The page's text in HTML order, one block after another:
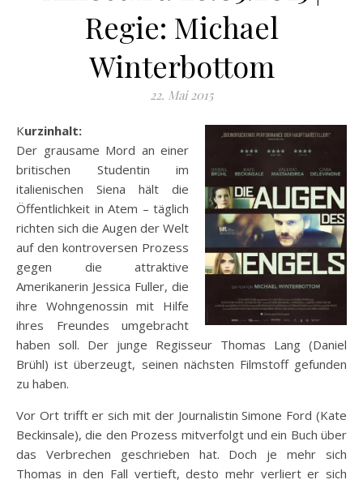
Regie: Michael
Winterbottom
22. Mai 2015
Kurzinhalt:
Der grausame Mord an einer
britischen Studentin im
italienischen Siena hält die
Öffentlichkeit in Atem – täglich
richten sich die Augen der Welt
auf den kontroversen Prozess
gegen die attraktive
Amerikanerin Jessica Fuller, die
ihre Wohngenossin mit Hilfe
ihres Freundes umgebracht
haben soll. Der junge Regisseur Thomas Lang (Daniel
Brühl) ist überzeugt, seinen nächsten Filmstoff gefunden
zu haben.
Vor Ort trifft er sich mit der Journalistin Simone Ford (Kate
Beckinsale), die den Prozess mitverfolgt und ein Buch über
das Verbrechen geschrieben hat. Doch je mehr sich
Thomas in den Fall vertieft, desto mehr verliert er sich